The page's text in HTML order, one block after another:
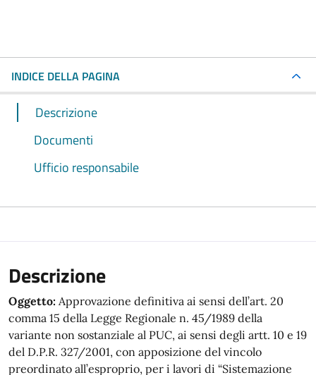
INDICE DELLA PAGINA
Descrizione
Documenti
Ufficio responsabile
Descrizione
Oggetto: Approvazione definitiva ai sensi dell’art. 20
comma 15 della Legge Regionale n. 45/1989 della
variante non sostanziale al PUC, ai sensi degli artt. 10 e 19
del D.P.R. 327/2001, con apposizione del vincolo
preordinato all’esproprio, per i lavori di “Sistemazione